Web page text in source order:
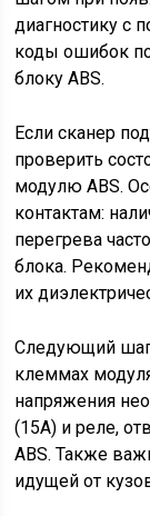
диагностику с
коды ошибок по
блоку ABS.
Если сканер
проверить
модулю ABS.
контактам:
перегрева
блока.
их
Следующий шаг
клеммах
напряжения
(15А) и реле,
ABS. Также
идущей от